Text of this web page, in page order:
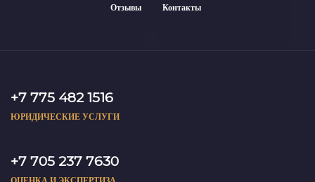
Отзывы
Контакты
+7 775 482 1516
ЮРИДИЧЕСКИЕ УСЛУГИ
+7 705 237 7630